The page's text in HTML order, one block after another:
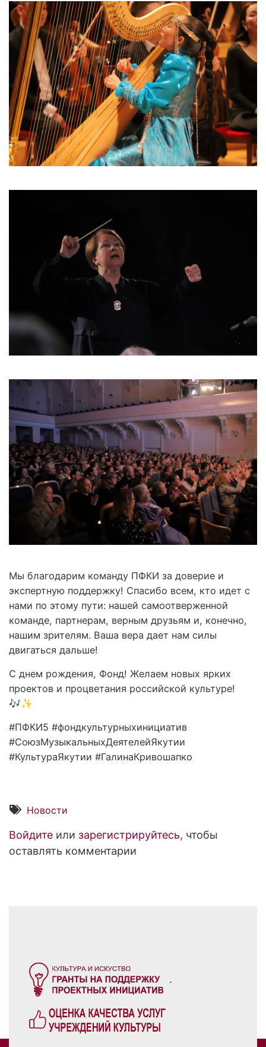
Мы благодарим команду ПФКИ за доверие и
экспертную поддержку! Спасибо всем, кто идет с
нами по этому пути: нашей самоотверженной
команде, партнерам, верным друзьям и, конечно,
нашим зрителям. Ваша вера дает нам силы
двигаться дальше!
С днем рождения, Фонд! Желаем новых ярких
проектов и процветания российской культуре!
🎶✨
#ПФКИ5 #фондкультурныхинициатив
#СоюзМузыкальныхДеятелейЯкутии
#КультураЯкутии #ГалинаКривошапко
Новости
Войдите или зарегистрируйтесь, чтобы
оставлять комментарии
.